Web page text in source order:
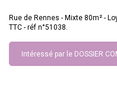
Rue de Rennes - Mixte 80m² -
TTC - réf n°51038.
Intéressé par le DOSSIER